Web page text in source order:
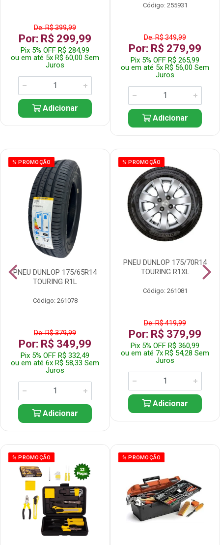
De: R$ 399,99
Por: R$ 299,99
Pix 5% OFF R$ 284,99
ou em até 5x R$ 60,00 Sem
Juros
Adicionar
Código: 255931
De: R$ 349,99
Por: R$ 279,99
Pix 5% OFF R$ 265,99
ou em até 5x R$ 56,00 Sem
Juros
Adicionar
% PROMOÇÃO
PNEU DUNLOP 175/65R14
TOURING R1L
Código: 261078
De: R$ 379,99
Por: R$ 349,99
Pix 5% OFF R$ 332,49
ou em até 6x R$ 58,33 Sem
Juros
Adicionar
% PROMOÇÃO
PNEU DUNLOP 175/70R14
TOURING R1XL
Código: 261081
De: R$ 419,99
Por: R$ 379,99
Pix 5% OFF R$ 360,99
ou em até 7x R$ 54,28 Sem
Juros
Adicionar
% PROMOÇÃO % PROMOÇÃO